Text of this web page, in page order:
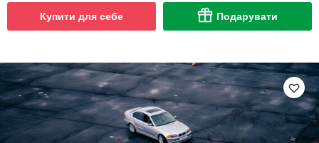
Купити для себе Подарувати